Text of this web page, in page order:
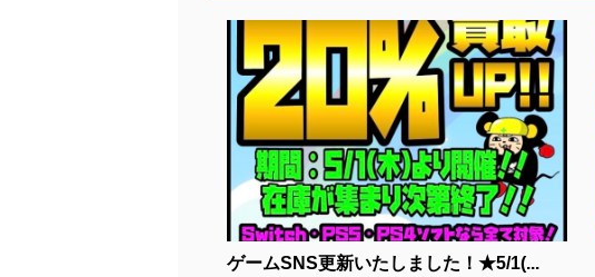
ゲームSNS更新いたしました！★5/1(...